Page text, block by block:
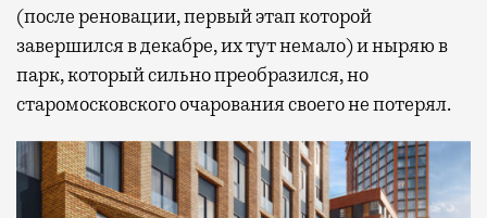
(после реновации, первый этап которой
завершился в декабре, их тут немало) и ныряю в
парк, который сильно преобразился, но
старомосковского очарования своего не потерял.